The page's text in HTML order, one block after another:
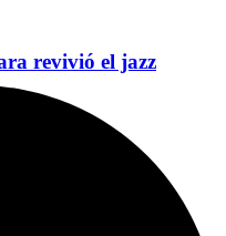
revivió el jazz